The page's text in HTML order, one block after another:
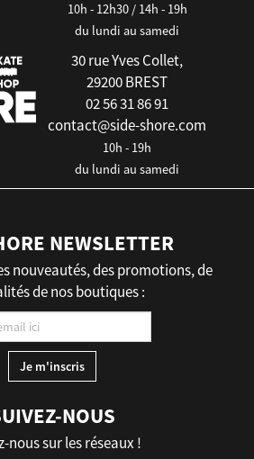
10h - 12h30 / 14h - 19h
du lundi au samedi
30 rue Yves Collet,
29200 BREST
02 56 31 86 91
contact@side-shore.com
10h - 19h
du lundi au samedi
NEWSLETTER
nouveautés, des promotions, de
de nos boutiques :
NOUS
nous sur les réseaux !